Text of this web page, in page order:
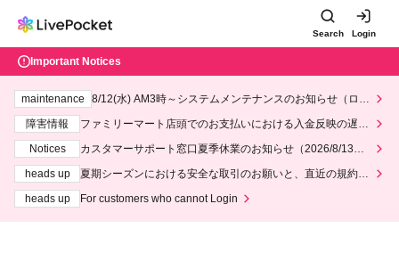
Search Login
Important Notices
maintenance
8/12(水) AM3時～システムメンテナンスのお知らせ（ロー
障害情報
ファミリーマート店頭でのお支払いにおける入金反映の遅延
Notices
カスタマーサポート窓口夏季休業のお知らせ（2026/8/13～2
heads up
夏期シーズンにおける安全な取引のお願いと、直近の規約違
heads up
For customers who cannot Login